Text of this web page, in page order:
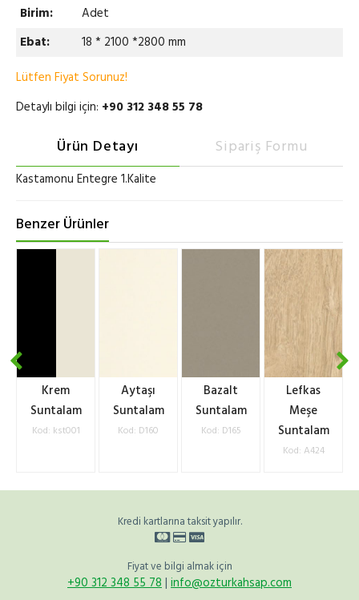
Birim:
Adet
Ebat:
18 * 2100 *2800 mm
Lütfen Fiyat Sorunuz!
Detaylı bilgi için: +90 312 348 55 78
Ürün Detayı Sipariş Formu
Kastamonu Entegre 1.Kalite
Benzer Ürünler
Krem
Suntalam
Kod: kst001
Aytaşı
Suntalam
Kod: D160
Bazalt
Suntalam
Kod: D165
Lefkas
Meşe
Suntalam
Kod: A424
Kredi kartlarına taksit yapılır.
Fiyat ve bilgi almak için
+90 312 348 55 78| info@ozturkahsap.com